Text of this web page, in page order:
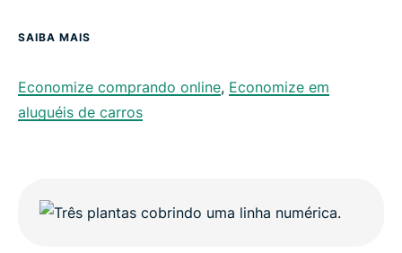
SAIBA MAIS
Economize comprando online, Economize em
aluguéis de carros